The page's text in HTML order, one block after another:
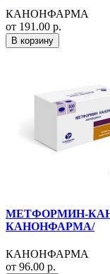
КАНОНФАРМА
от 191.00 р.
В корзину
МЕТФОРМИН-
КАНОНФАРМА/
КАНОНФАРМА
от 96.00 р.